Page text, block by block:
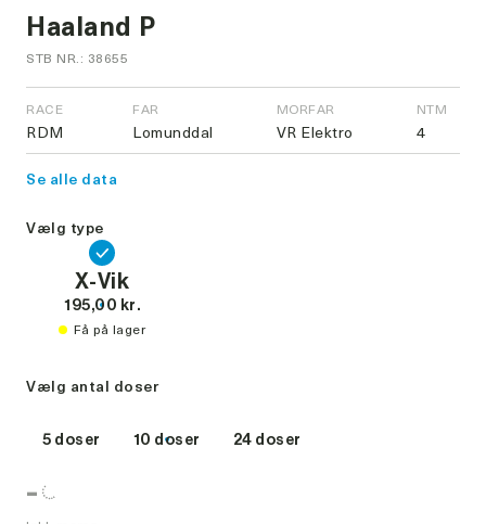
Haaland P
STB NR.: 38655
RACE
RDM
FAR
Lomunddal
MORFAR
VR Elektro
NTM
4
Se alle data
Vælg type
X-Vik
195,00 kr.
Få på lager
Vælg antal doser
5 doser 10 doser 24 doser
-